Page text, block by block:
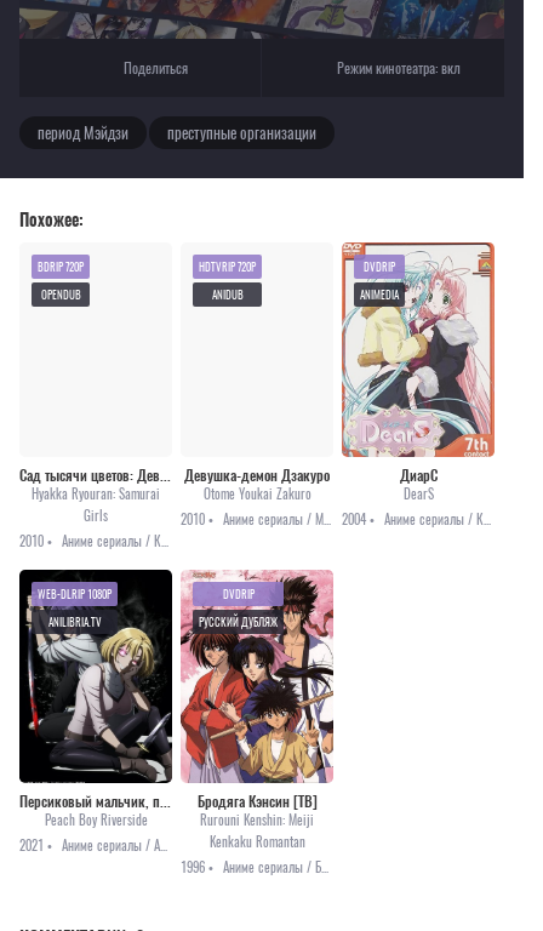
Поделиться Режим кинотеатра:вкл
период Мэйдзи преступные организации
Похожее:
Hyakka Ryouran: Samurai
Girls
2010 •
BDRIP 720P
OPENDUB
Девушка-демон Дзакуро
Otome Youkai Zakuro
2010 •
HDTVRIP 720P
ANIDUB
ДиарС
DearS
2004 •
DVDRIP
ANIMEDIA
Персиковый мальчик, пришедший с другого побережья
Peach Boy Riverside
2021 •
Аниме сериалы / Аниме 2021 / Драма / Приключения / Сёнэн / Фэнтези
WEB-DLRIP 1080P
ANILIBRIA.TV
Бродяга Кэнсин [ТВ]
Rurouni Kenshin: Meiji
Kenkaku Romantan
1996 •
Аниме сериалы / Боевые искусства / История / Комедия / Приключения / Романтика
DVDRIP
РУССКИЙ ДУБЛЯЖ